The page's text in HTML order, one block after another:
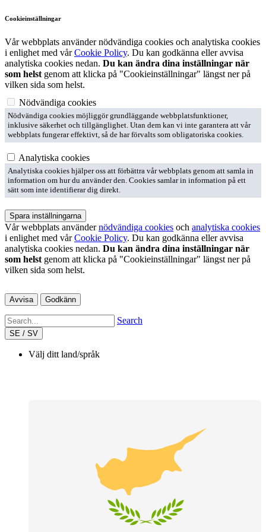
Cookieinställningar
Vår webbplats använder nödvändiga cookies och analytiska cookies
i enlighet med vårCookie Policy. Du kan godkänna eller avvisa
analytiska cookies nedan. Du kan ändra dina inställningar när
som helst genom att klicka på "Cookieinställningar" längst ner på
vilken sida som helst.
Nödvändiga cookies
Nödvändiga cookies möjliggör grundläggande webbplatsfunktioner,
inklusive säkerhet och tillgänglighet. Utan dem kan vi inte garantera att vår
webbplats fungerar effektivt, så de har förvalts som obligatoriska cookies.
Analytiska cookies
Analytiska cookies hjälper oss att förbättra vår webbplats genom att samla in
information om hur du använder den. Cookies samlar in information på ett
sätt som inte identifierar dig direkt.
Spara inställningarna
Vår webbplats användernödvändiga cookies och analytiska cookies
i enlighet med vårCookie Policy. Du kan godkänna eller avvisa
analytiska cookies nedan. Du kan ändra dina inställningar när
som helst genom att klicka på "Cookieinställningar" längst ner på
vilken sida som helst.
Avvisa Godkänn
Search
SE / SV
Välj ditt land/språk